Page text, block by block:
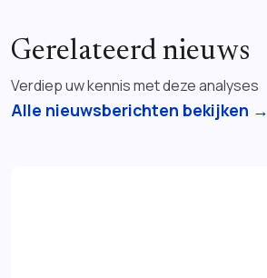
Gerelateerd nieuws
Verdiep uw kennis met deze analyses
Alle nieuwsberichten bekijken →